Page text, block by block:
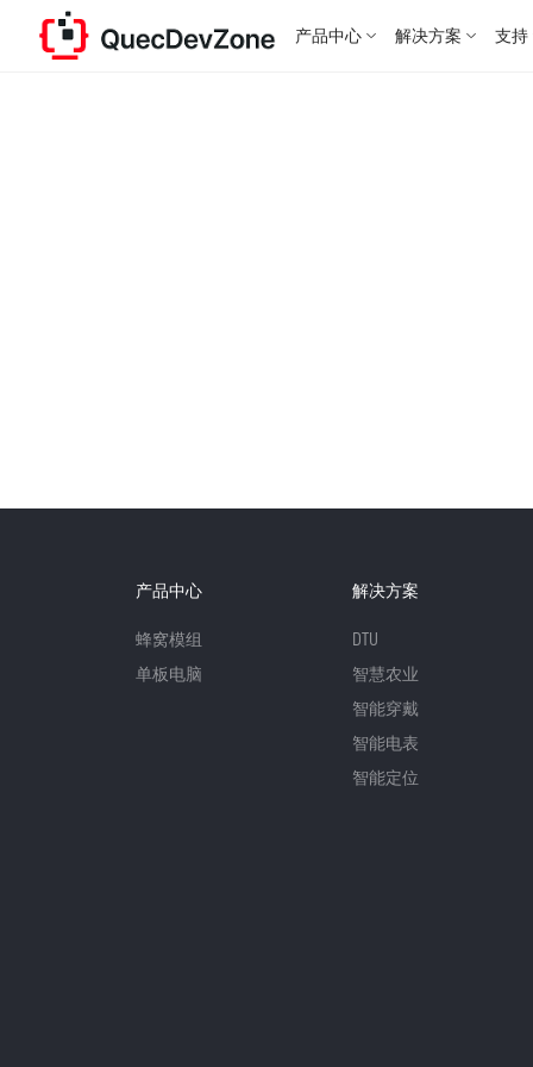
产品中心 解决方案 支持
产品中心
蜂窝模组
单板电脑
解决方案
DTU
智慧农业
智能穿戴
智能电表
智能定位